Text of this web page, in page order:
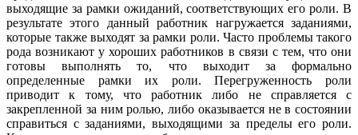
выходящие за рамки ожиданий, соответствующих его роли. В
результате этого данный работник нагружается заданиями,
которые также выходят за рамки роли. Часто проблемы такого
рода возникают у хороших работников в связи с тем, что они
готовы выполнять то, что выходит за формально
определенные рамки их роли. Перегруженность роли
приводит к тому, что работник либо не справляется с
закрепленной за ним ролью, либо оказывается не в состоянии
справиться с заданиями, выходящими за пределы его роли.